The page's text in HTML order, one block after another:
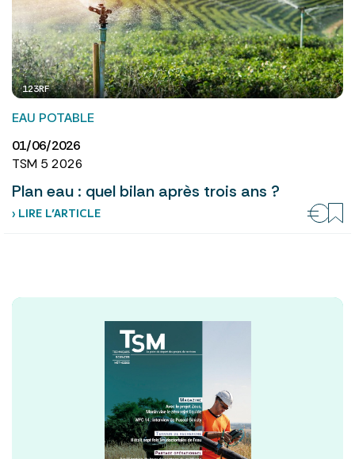
123RF
EAU POTABLE
01/06/2026
TSM 5 2026
Plan eau : quel bilan après trois ans ?
› LIRE L’ARTICLE